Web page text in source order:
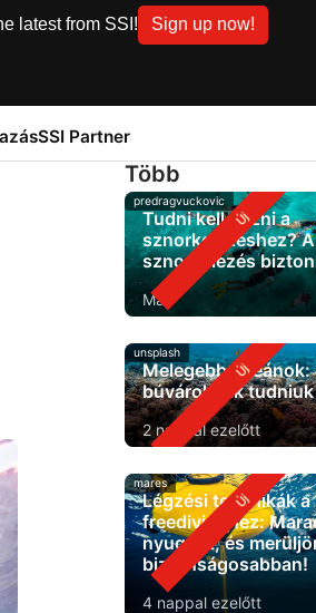
latest from SSI! Sign up now!
SSI Partner
Több
predragvuckovic
Tudni kell úszni a
sznorkelezéshez? A
sznorkelezés
Ma
unsplash
Melegebb óceánok:
búvároknak
2 nappal ezelőtt
mares
Légzési technikák a
freedivinghez:
nyugodt, és
biztonságosabban!
4 nappal ezelőtt